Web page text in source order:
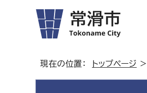
現在の位置： トップページ >